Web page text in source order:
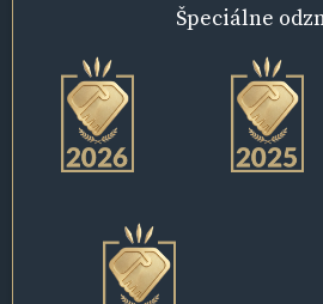
Špeciálne